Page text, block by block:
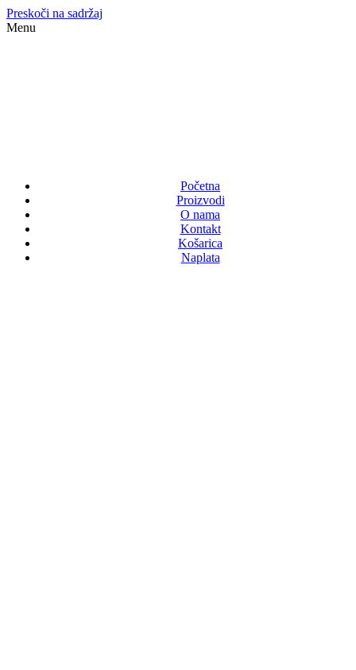
Preskoči na sadržaj
Menu
Početna
Proizvodi
O nama
Kontakt
Košarica
Naplata